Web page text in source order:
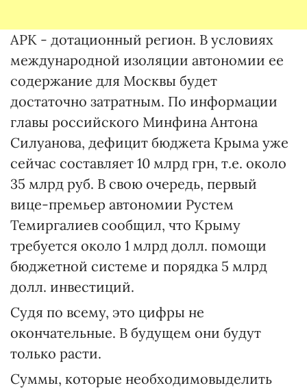
АРК - дотационный регион. В условиях
международной изоляции автономии ее
содержание для Москвы будет
достаточно затратным. По информации
главы российского Минфина Антона
Силуанова, дефицит бюджета Крыма уже
сейчас составляет 10 млрд грн, т.е. около
35 млрд руб. В свою очередь, первый
вице-премьер автономии Рустем
Темиргалиев сообщил, что Крыму
требуется около 1 млрд долл. помощи
бюджетной системе и порядка 5 млрд
долл. инвестиций.
Судя по всему, это цифры не
окончательные. В будущем они будут
только расти.
Суммы, которые необходимовыделить